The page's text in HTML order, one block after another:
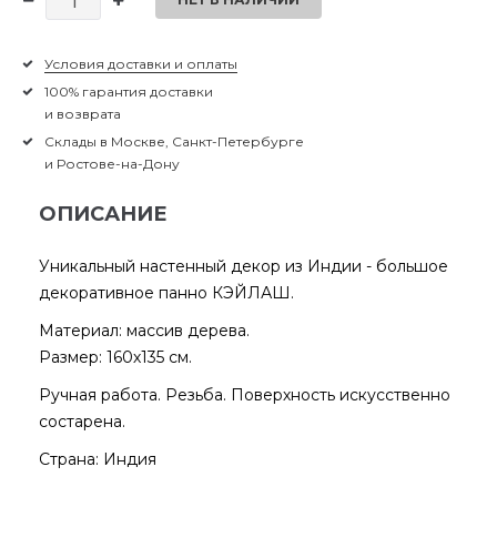
Условия доставки и оплаты
100% гарантия доставки
и возврата
Склады в Москве, Санкт-Петербурге
и Ростове-на-Дону
ОПИСАНИЕ
Уникальный настенный декор из Индии - большое
декоративное панно КЭЙЛАШ.
Материал: массив дерева.
Размер: 160х135 см.
Ручная работа. Резьба. Поверхность искусственно
состарена.
Страна: Индия